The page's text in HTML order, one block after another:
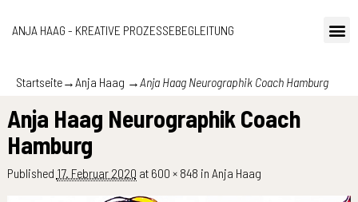
ANJA HAAG - KREATIVE PROZESSEBEGLEITUNG
Startseite→Anja Haag →Anja Haag Neurographik Coach Hamburg
Anja Haag Neurographik Coach
Hamburg
Published 17. Februar 2020 at 600 × 848 in Anja Haag